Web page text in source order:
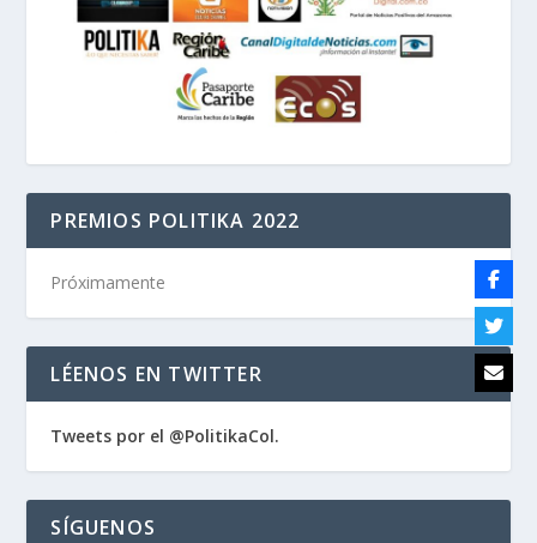
PREMIOS POLITIKA 2022
Próximamente
LÉENOS EN TWITTER
Tweets por el @PolitikaCol.
SÍGUENOS